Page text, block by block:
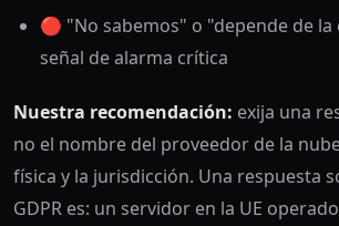
🔴 "No sabemos" o "depende de
señal de alarma crítica
Nuestra recomendación: exija una
no el nombre del proveedor de la
física y la jurisdicción. Una respuesta
GDPR es: un servidor en la UE